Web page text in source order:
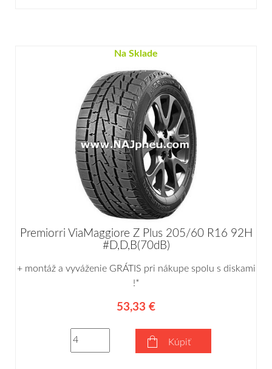
Na Sklade
Premiorri ViaMaggiore Z Plus 205/60 R16 92H
#D,D,B(70dB)
+ montáž a vyváženie GRÁTIS pri nákupe spolu s diskami
!*
53,33 €
Kúpiť